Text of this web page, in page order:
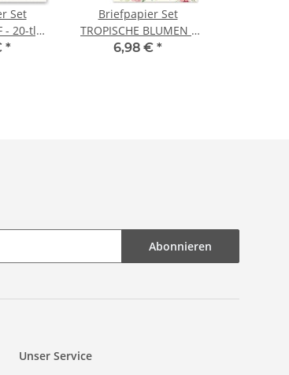
Set
- 20-tlg.
*
Briefpapier Set
TROPISCHE BLUMEN -
40-tlg. DL (ohne
6,98 € *
Abonnieren
Unser Service